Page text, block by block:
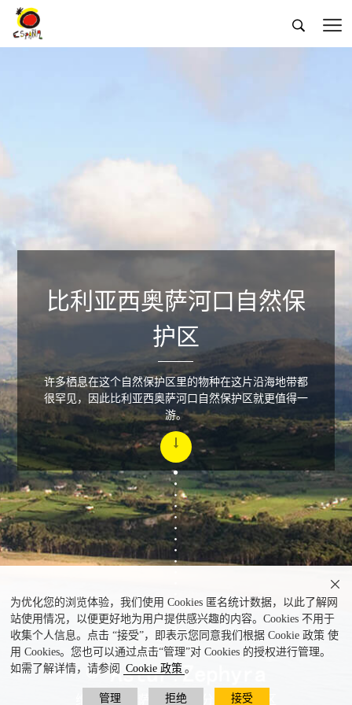
 
为优化您的浏览体验，我们使用 Cookies 匿名统计数据，以此了解网
站使用情况，以便更好地为用户提供感兴趣的内容。Cookies 不用于
收集个人信息。点击 “接受”，即表示您同意我们根据 Cookie 政策 使
用 Cookies。您也可以通过点击“管理”对 Cookies 的授权进行管理。
如需了解详情，请参阅
Cookie 政策 。
管理 拒绝 接受

维亚维西奥萨溺谷湾部分自然保护区
比利亚西奥萨河口自然保
护区
许多栖息在这个自然保护区里的物种在这片沿海地带都
很罕见，因此比利亚西奥萨河口自然保护区就更值得一
游。